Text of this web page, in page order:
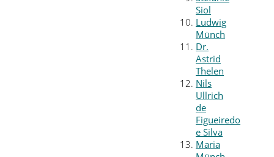
Siol
Ludwig
Münch
Dr.
Astrid
Thelen
Nils
Ullrich
de
Figueiredo
e Silva
Maria